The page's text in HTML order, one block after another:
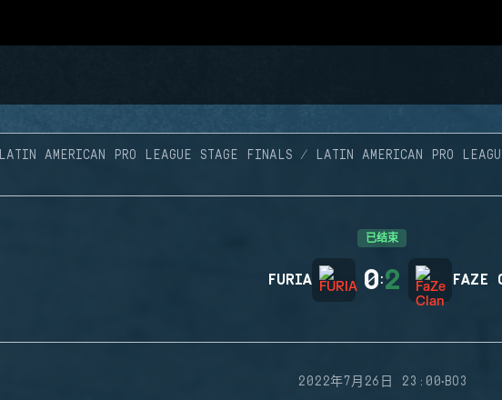
LATIN AMERICAN PRO LEAGUE STAGE FINALS LATIN AMERICAN PRO
已结束
FURIA 0:2 FAZE
2022年7月26日 23:00·BO3